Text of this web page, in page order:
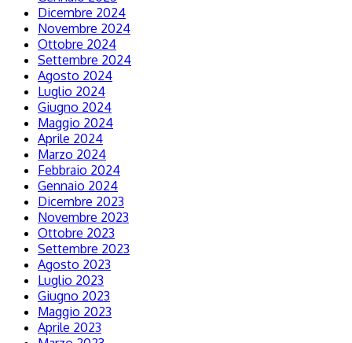
Dicembre 2024
Novembre 2024
Ottobre 2024
Settembre 2024
Agosto 2024
Luglio 2024
Giugno 2024
Maggio 2024
Aprile 2024
Marzo 2024
Febbraio 2024
Gennaio 2024
Dicembre 2023
Novembre 2023
Ottobre 2023
Settembre 2023
Agosto 2023
Luglio 2023
Giugno 2023
Maggio 2023
Aprile 2023